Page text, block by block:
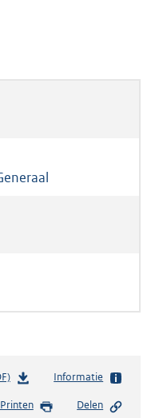
b
s
Informatie
Printen Delen